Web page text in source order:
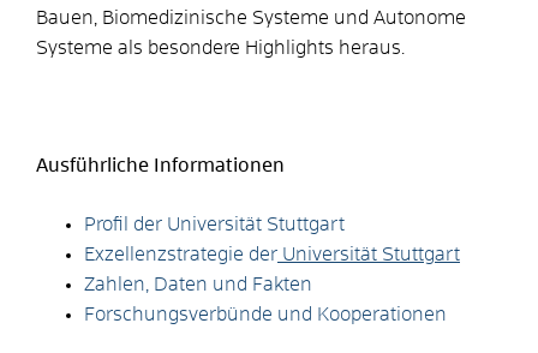
Bauen, Biomedizinische Systeme und Autonome
Systeme als besondere Highlights heraus.
Ausführliche Informationen
Profil der Universität Stuttgart
Exzellenzstrategie der Universität Stuttgart
Zahlen, Daten und Fakten
Forschungsverbünde und Kooperationen